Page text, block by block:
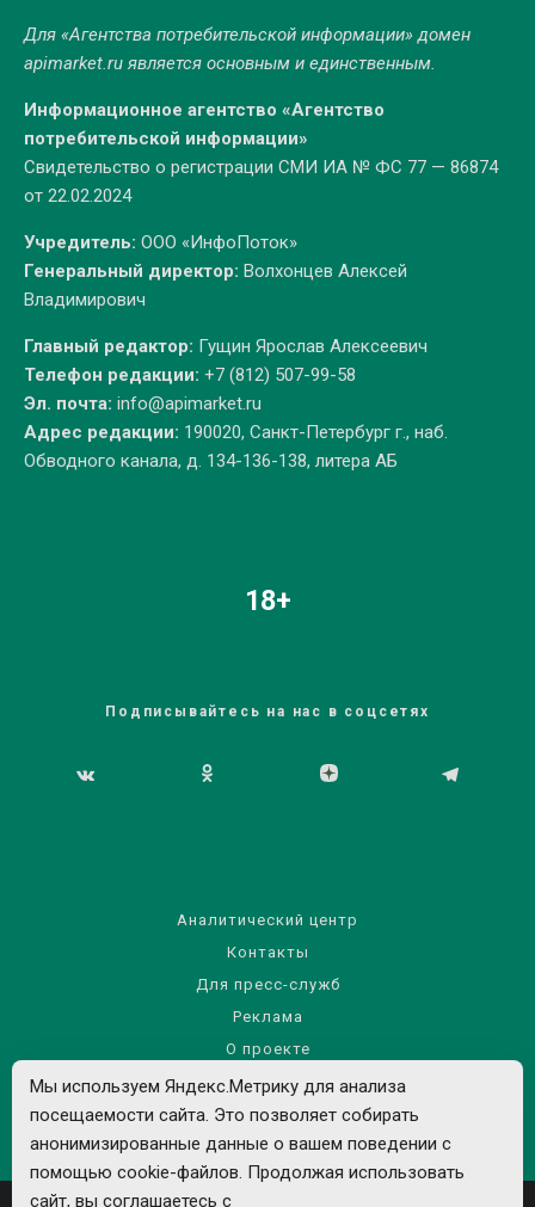
Для «Агентства потребительской информации» домен
apimarket.ruявляется основным и единственным.
Информационное агентство «Агентство
потребительской информации»
Свидетельство о регистрации СМИ ИА № ФС 77 — 86874
от 22.02.2024
Учредитель: ООО «ИнфоПоток»
Генеральный директор: Волхонцев Алексей
Владимирович
Главный редактор: Гущин Ярослав Алексеевич
Телефон редакции: +7 (812) 507-99-58
Эл. почта: info@apimarket.ru
Адрес редакции: 190020, Санкт-Петербург г., наб.
Обводного канала, д. 134-136-138, литера АБ
18+
Подписывайтесь на нас в соцсетях
Аналитический центр
Контакты
Для пресс-служб
Реклама
О проекте
Правила использования материалов сайта
Политика обработки персональных данных
Мы используем Яндекс.Метрику для анализа
посещаемости сайта. Это позволяет собирать
анонимизированные данные о вашем поведении с
помощью cookie-файлов. Продолжая использовать
сайт, вы соглашаетесь с